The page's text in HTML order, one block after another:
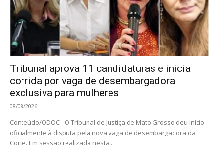
Tribunal aprova 11 candidaturas e inicia
corrida por vaga de desembargadora
exclusiva para mulheres
08/08/2026
Conteúdo/ODOC - O Tribunal de Justiça de Mato Grosso deu início
oficialmente à disputa pela nova vaga de desembargadora da
Corte. Em sessão realizada nesta...